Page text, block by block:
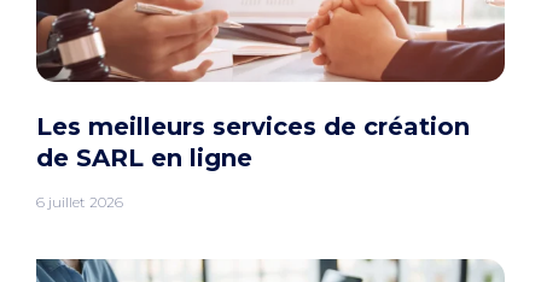
Les meilleurs services de création
de SARL en ligne
6 juillet 2026